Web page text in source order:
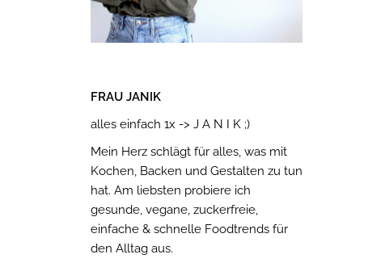
FRAU JANIK
alles einfach 1x -> J A N I K ;)
Mein Herz schlägt für alles, was mit
Kochen, Backen und Gestalten zu tun
hat. Am liebsten probiere ich
gesunde, vegane, zuckerfreie,
einfache & schnelle Foodtrends für
den Alltag aus.